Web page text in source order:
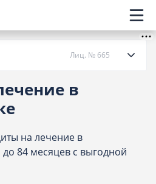
в
на лечение в
84 месяцев с выгодной
получения
Лиц. № 665